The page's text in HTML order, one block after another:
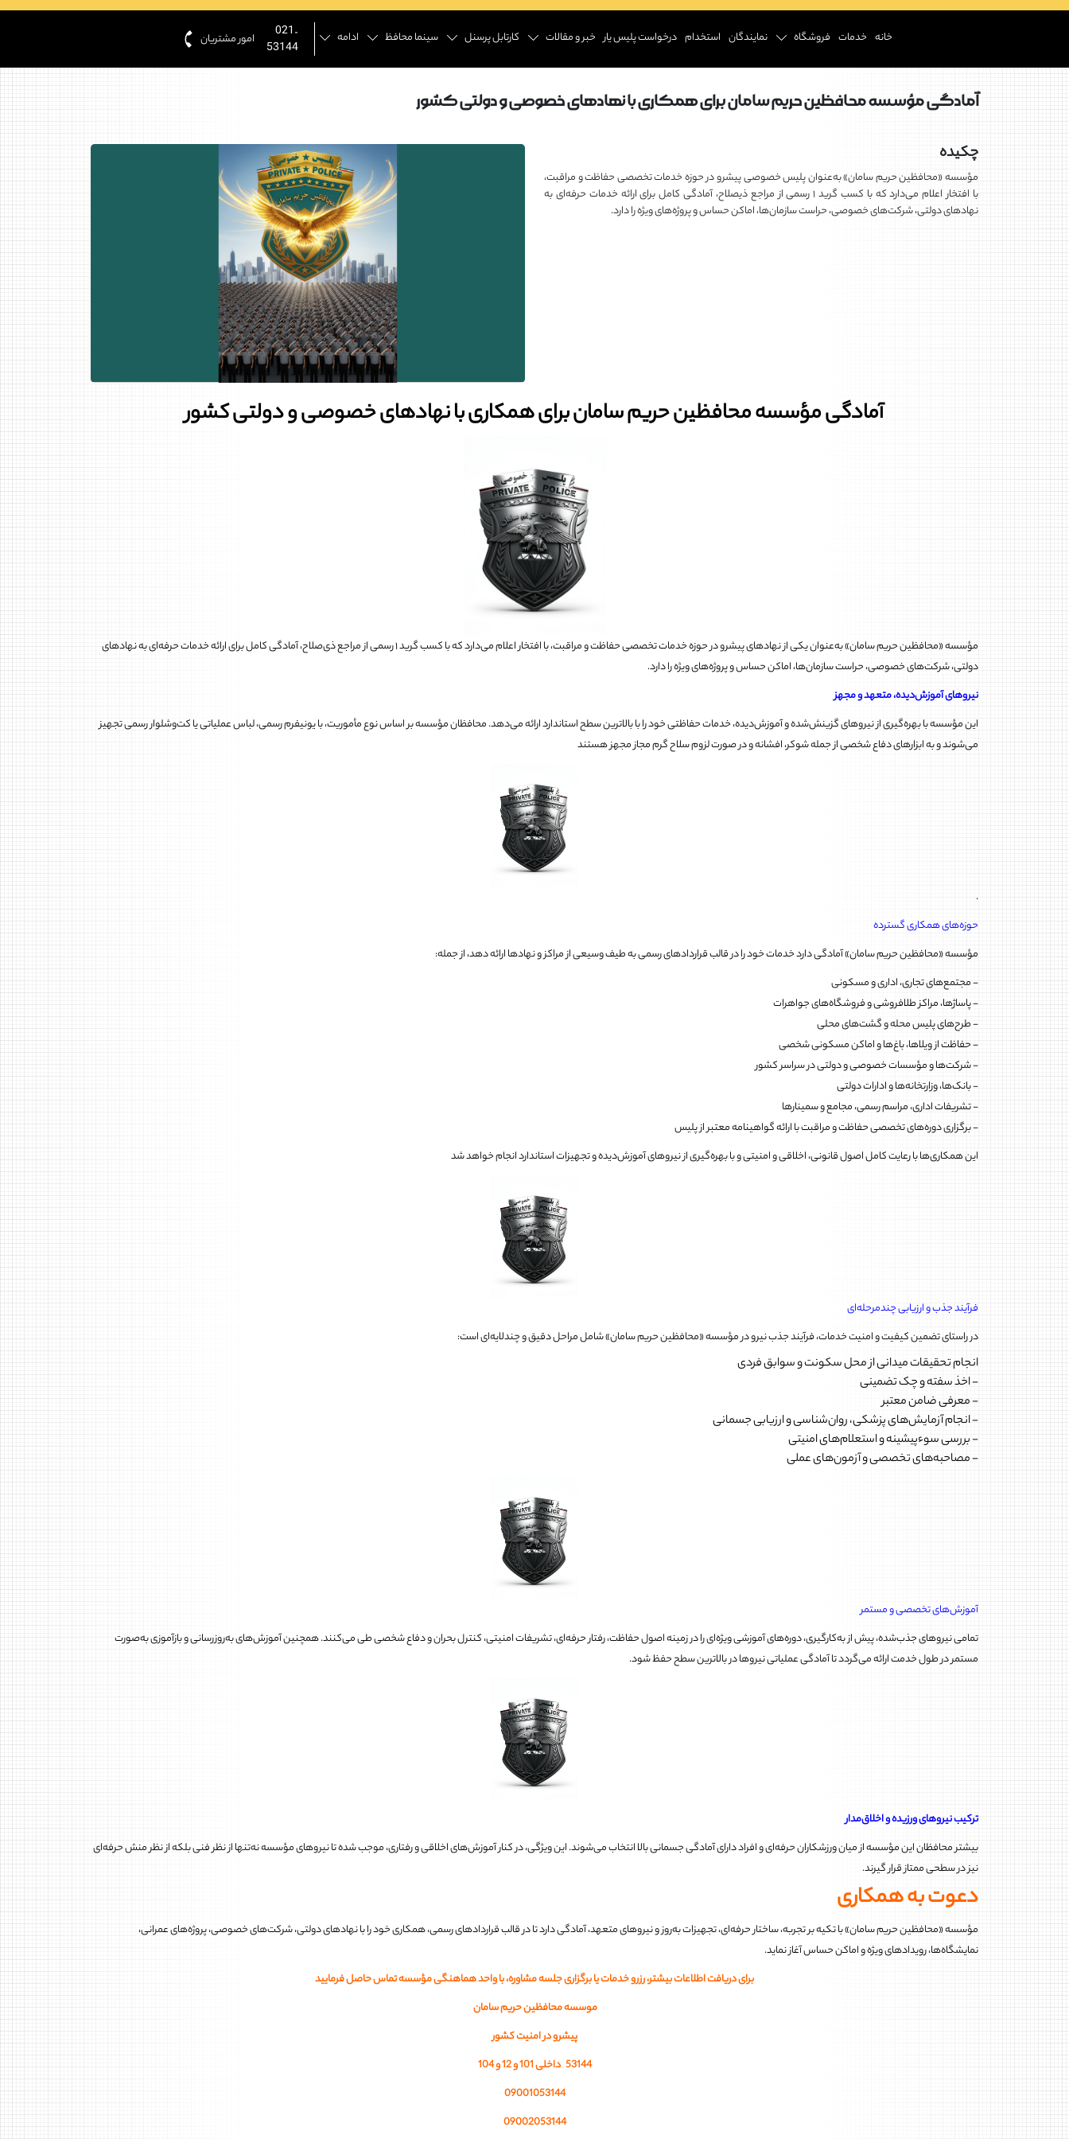
خانه خدمات فروشگاه نمایندگان استخدام درخواست پلیس یار خبر و مقالات کارتابل پرسنل سینما محافظ ادامه
021-
53144
امور مشتریان
آمادگی مؤسسه محافظین حریم سامان برای همکاری با نهادهای خصوصی و دولتی کشور
چکیده
مؤسسه «محافظین حریم سامان» به‌عنوان پلیس خصوصی پیشرو در حوزه خدمات تخصصی حفاظت و مراقبت،
با افتخار اعلام می‌دارد که با کسب گرید ۱ رسمی از مراجع ذیصلاح، آمادگی کامل برای ارائه خدمات حرفه‌ای به
نهادهای دولتی، شرکت‌های خصوصی، حراست‌ سازمان‌ها، اماکن حساس و پروژه‌های ویژه را دارد.
آمادگی مؤسسه محافظین حریم سامان برای همکاری با نهادهای خصوصی و دولتی کشور
مؤسسه «محافظین حریم سامان» به‌عنوان یکی از نهادهای پیشرو در حوزه خدمات تخصصی حفاظت و مراقبت، با افتخار اعلام می‌دارد که با کسب گرید ۱ رسمی از مراجع ذی‌صلاح، آمادگی کامل برای ارائه خدمات حرفه‌ای به نهادهای
دولتی، شرکت‌های خصوصی، حراست‌ سازمان‌ها، اماکن حساس و پروژه‌های ویژه را دارد.
نیروهای آموزش‌دیده، متعهد و مجهز
این مؤسسه با بهره‌گیری از نیروهای گزینش‌شده و آموزش‌دیده، خدمات حفاظتی خود را با بالاترین سطح استاندارد ارائه می‌دهد. محافظان مؤسسه بر اساس نوع مأموریت، با یونیفرم رسمی، لباس عملیاتی یا کت‌وشلوار رسمی تجهیز
می‌شوند و به ابزارهای دفاع شخصی از جمله شوکر، افشانه و در صورت لزوم سلاح گرم مجاز مجهز هستند
.
حوزه‌های همکاری گسترده
مؤسسه «محافظین حریم سامان» آمادگی دارد خدمات خود را در قالب قراردادهای رسمی به طیف وسیعی از مراکز و نهادها ارائه دهد، از جمله:
- مجتمع‌های تجاری، اداری و مسکونی
- پاساژها، مراکز طلافروشی و فروشگاه‌های جواهرات
- طرح‌های پلیس محله و گشت‌های محلی
- حفاظت از ویلاها، باغ‌ها و اماکن مسکونی شخصی
- شرکت‌ها و مؤسسات خصوصی و دولتی در سراسر کشور
- بانک‌ها، وزارتخانه‌ها و ادارات دولتی
- تشریفات اداری، مراسم رسمی، مجامع و سمینارها
- برگزاری دوره‌های تخصصی حفاظت و مراقبت با ارائه گواهینامه معتبر از پلیس
این همکاری‌ها با رعایت کامل اصول قانونی، اخلاقی و امنیتی و با بهره‌گیری از نیروهای آموزش‌دیده و تجهیزات استاندارد انجام خواهد شد
فرآیند جذب و ارزیابی چندمرحله‌ای
در راستای تضمین کیفیت و امنیت خدمات، فرآیند جذب نیرو در مؤسسه «محافظین حریم سامان» شامل مراحل دقیق و چندلایه‌ای است:
انجام تحقیقات میدانی از محل سکونت و سوابق فردی
- اخذ سفته و چک تضمینی
- معرفی ضامن معتبر
- انجام آزمایش‌های پزشکی، روان‌شناسی و ارزیابی جسمانی
- بررسی سوءپیشینه و استعلام‌های امنیتی
- مصاحبه‌های تخصصی و آزمون‌های عملی
آموزش‌های تخصصی و مستمر
تمامی نیروهای جذب‌شده، پیش از به‌کارگیری، دوره‌های آموزشی ویژه‌ای را در زمینه اصول حفاظت، رفتار حرفه‌ای، تشریفات امنیتی، کنترل بحران و دفاع شخصی طی می‌کنند. همچنین آموزش‌های به‌روزرسانی و بازآموزی به‌صورت
مستمر در طول خدمت ارائه می‌گردد تا آمادگی عملیاتی نیروها در بالاترین سطح حفظ شود.
ترکیب نیروهای ورزیده و اخلاق‌مدار
بیشتر محافظان این مؤسسه از میان ورزشکاران حرفه‌ای و افراد دارای آمادگی جسمانی بالا انتخاب می‌شوند. این ویژگی، در کنار آموزش‌های اخلاقی و رفتاری، موجب شده تا نیروهای مؤسسه نه‌تنها از نظر فنی بلکه از نظر منش حرفه‌ای
نیز در سطحی ممتاز قرار گیرند.
دعوت به همکاری
مؤسسه «محافظین حریم سامان» با تکیه بر تجربه، ساختار حرفه‌ای، تجهیزات به‌روز و نیروهای متعهد، آمادگی دارد تا در قالب قراردادهای رسمی، همکاری خود را با نهادهای دولتی، شرکت‌های خصوصی، پروژه‌های عمرانی،
نمایشگاه‌ها، رویدادهای ویژه و اماکن حساس آغاز نماید.
برای دریافت اطلاعات بیشتر، رزرو خدمات یا برگزاری جلسه مشاوره، با واحد هماهنگی مؤسسه تماس حاصل فرمایید
موسسه محافظین حریم سامان
پیشرو در امنیت کشور
53144 داخلی 101 و 12 و 104
09001053144
09002053144